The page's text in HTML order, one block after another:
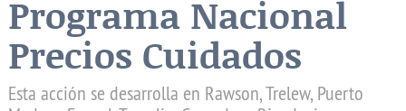
Programa Nacional
Precios Cuidados
Esta acción se desarrolla en Rawson, Trelew, Puerto